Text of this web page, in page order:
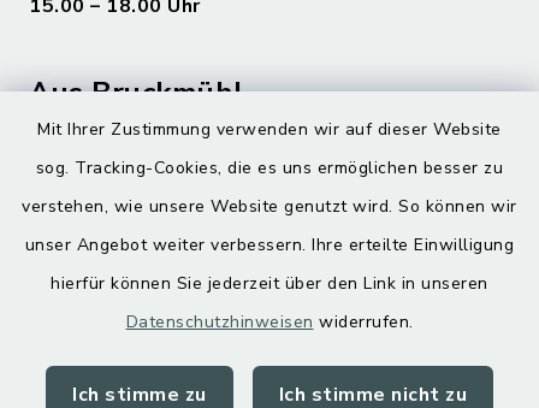
Mit Ihrer Zustimmung verwenden wir auf dieser Website
sog. Tracking-Cookies, die es uns ermöglichen besser zu
verstehen, wie unsere Website genutzt wird. So können wir
unser Angebot weiter verbessern. Ihre erteilte Einwilligung
hierfür können Sie jederzeit über den Link in unseren
Datenschutzhinweisen widerrufen.
Ich stimme zu Ich stimme nicht zu
15.00 – 18.00 Uhr
Aus Bruckmühl
Digitaler Ortsplan
Kontakt